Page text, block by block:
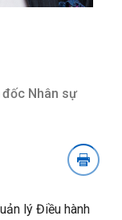
đốc Nhân sự
lý Điều hành